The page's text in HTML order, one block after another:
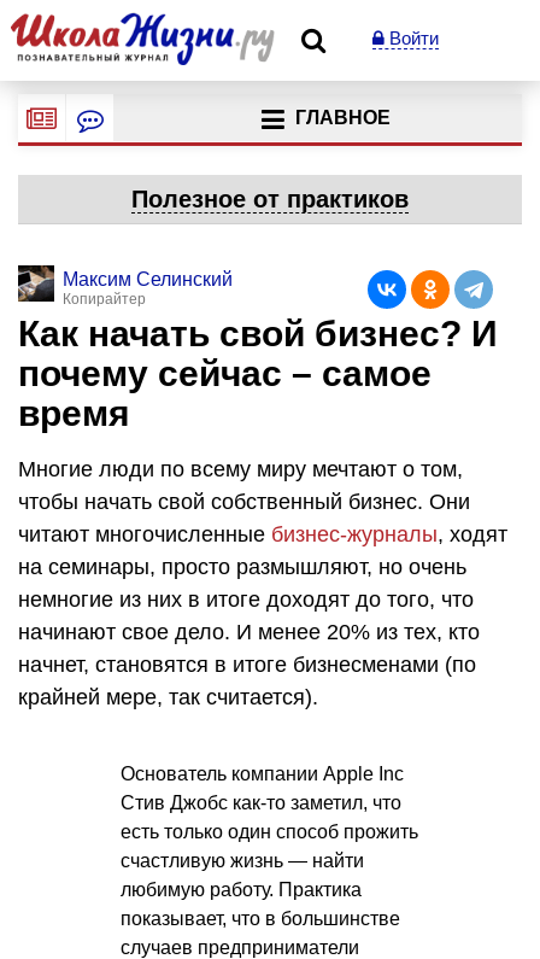
Войти
ГЛАВНОЕ
Полезное от практиков
Максим Селинский
Копирайтер
Как начать свой бизнес? И
почему сейчас – самое
время
Многие люди по всему миру мечтают о том,
чтобы начать свой собственный бизнес. Они
читают многочисленные бизнес-журналы, ходят
на семинары, просто размышляют, но очень
немногие из них в итоге доходят до того, что
начинают свое дело. И менее 20% из тех, кто
начнет, становятся в итоге бизнесменами (по
крайней мере, так считается).
Основатель компании Apple Inc
Стив Джобс как-то заметил, что
есть только один способ прожить
счастливую жизнь — найти
любимую работу. Практика
показывает, что в большинстве
случаев предприниматели